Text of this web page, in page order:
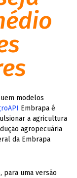
modelos
Embrapa é
a agricultura
agropecuária
da Embrapa
para uma versão